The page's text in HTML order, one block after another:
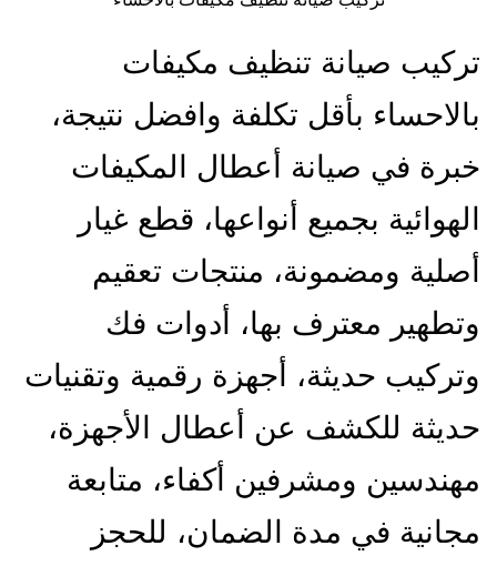
تركيب صيانة تنظيف مكيفات
بالاحساء بأقل تكلفة وافضل نتيجة،
خبرة في صيانة أعطال المكيفات
الهوائية بجميع أنواعها، قطع غيار
أصلية ومضمونة، منتجات تعقيم
وتطهير معترف بها، أدوات فك
وتركيب حديثة، أجهزة رقمية وتقنيات
حديثة للكشف عن أعطال الأجهزة،
مهندسين ومشرفين أكفاء، متابعة
مجانية في مدة الضمان، للحجز